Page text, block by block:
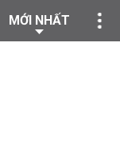
MỚI NHẤT